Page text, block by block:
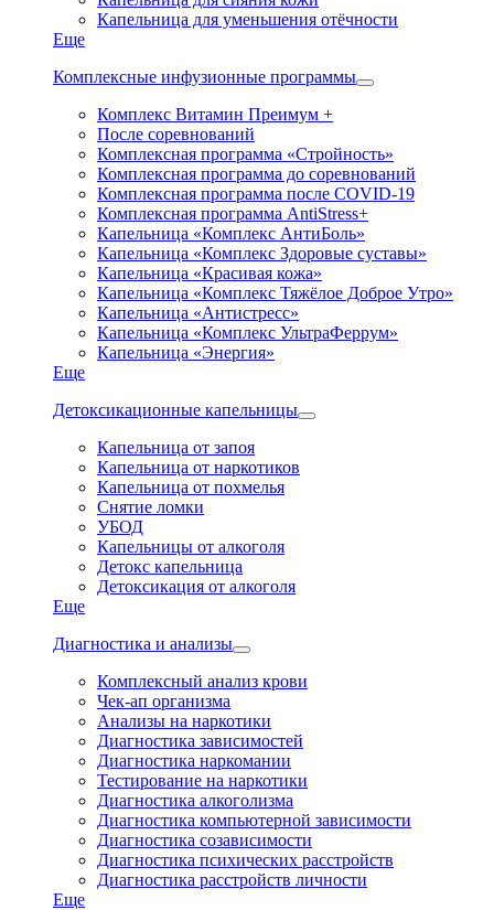
Капельница для уменьшения отёчности
Еще
Комплексные инфузионные программы
Комплекс Витамин Преимум +
После соревнований
Комплексная программа «Стройность»
Комплексная программа до соревнований
Комплексная программа после COVID-19
Комплексная программа AntiStress+
Капельница «Комплекс АнтиБоль»
Капельница «Комплекс Здоровые суставы»
Капельница «Красивая кожа»
Капельница «Комплекс Тяжёлое Доброе Утро»
Капельница «Антистресс»
Капельница «Комплекс УльтраФеррум»
Капельница «Энергия»
Еще
Детоксикационные капельницы
Капельница от запоя
Капельница от наркотиков
Капельница от похмелья
Снятие ломки
УБОД
Капельницы от алкоголя
Детокс капельница
Детоксикация от алкоголя
Еще
Диагностика и анализы
Комплексный анализ крови
Чек-ап организма
Анализы на наркотики
Диагностика зависимостей
Диагностика наркомании
Тестирование на наркотики
Диагностика алкоголизма
Диагностика компьютерной зависимости
Диагностика созависимости
Диагностика психических расстройств
Диагностика расстройств личности
Еще